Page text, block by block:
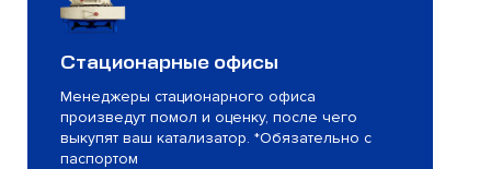
Стационарные офисы
Менеджеры стационарного офиса
произведут помол и оценку, после чего
выкупят ваш катализатор. *Обязательно с
паспортом